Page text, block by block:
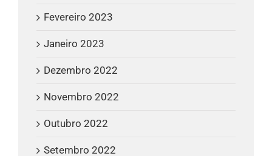
Fevereiro 2023
Janeiro 2023
Dezembro 2022
Novembro 2022
Outubro 2022
Setembro 2022